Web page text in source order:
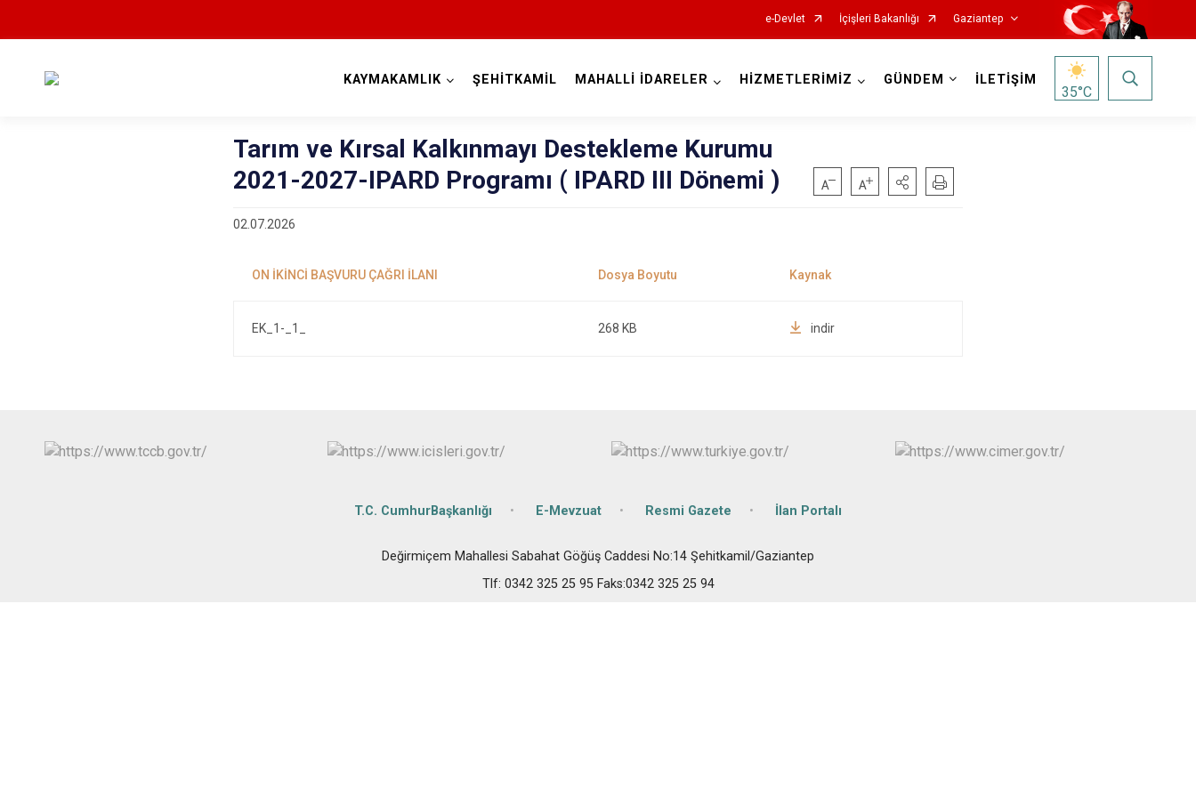
e-Devlet İçişleri Bakanlığı Gaziantep
Şehitkamil
KAYMAKAMLIK ŞEHİTKAMİL MAHALLİ İDARELER HİZMETLERİMİZ GÜNDEM İLETİŞİM
35°C
Tarım ve Kırsal Kalkınmayı Destekleme Kurumu
2021-2027-IPARD Programı ( IPARD III Dönemi )
02.07.2026
EK_1-_1_ 268 KB indir
T.C. CumhurBaşkanlığı E-Mevzuat Resmi Gazete İlan Portalı
Değirmiçem Mahallesi Sabahat Göğüş Caddesi No:14 Şehitkamil/Gaziantep
Tlf: 0342 325 25 95 Faks:0342 325 25 94